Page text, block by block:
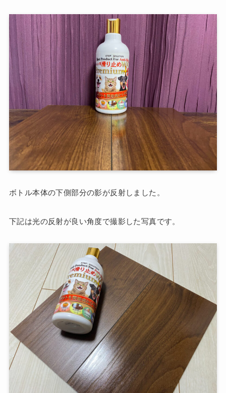
ボトル本体の下側部分の影が反射しました。
下記は光の反射が良い角度で撮影した写真です。